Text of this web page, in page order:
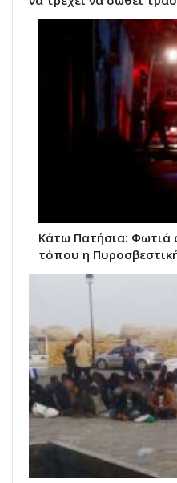
Κάτω Πατήσια: Φωτιά
τόπου η